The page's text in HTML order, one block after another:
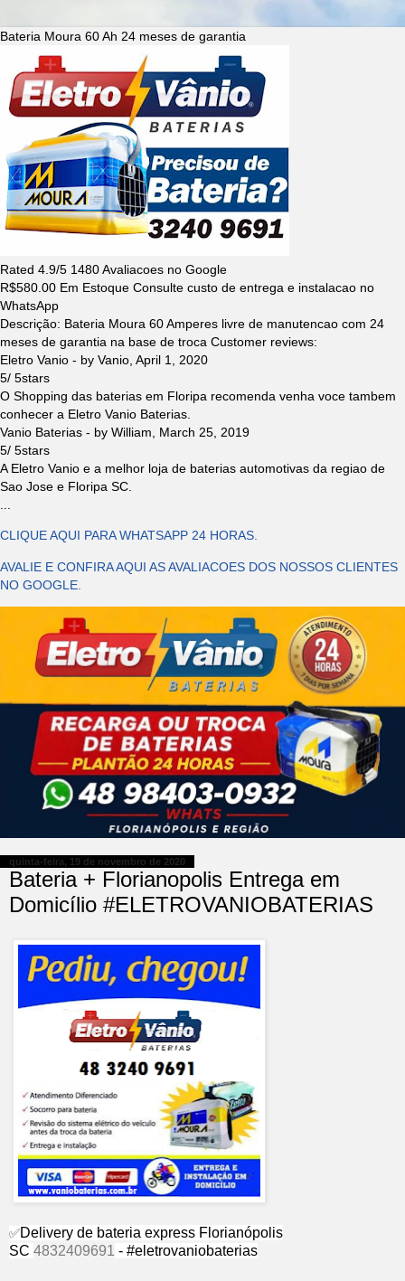
Bateria Moura 60 Ah 24 meses de garantia
Rated 4.9/5 1480Avaliacoes no Google
R$580.00 Em Estoque Consulte custo de entrega e instalacao no
WhatsApp
Descrição: Bateria Moura 60 Amperes livre de manutencao com 24
meses de garantia na base de troca Customer reviews:
Eletro Vanio - by Vanio April 1, 2020
5/ 5stars
O Shopping das baterias em Floripa recomenda venha voce tambem
conhecer a Eletro Vanio Baterias.
Vanio Baterias - by William
March 25, 2019
5/ 5stars
A Eletro Vanio e a melhor loja de baterias automotivas da regiao de
Sao Jose e Floripa SC.
CLIQUE AQUI PARA WHATSAPP 24 HORAS.
AVALIE E CONFIRA AQUI AS AVALIACOES DOS NOSSOS CLIENTES
NO GOOGLE.
quinta-feira, 19 de novembro de 2020
Bateria + Florianopolis Entrega em
Domicílio #ELETROVANIOBATERIAS
✅Delivery de bateria express Florianópolis
SC 4832409691 - #eletrovaniobaterias